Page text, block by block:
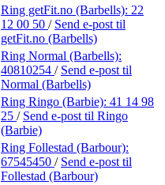
Ring getFit.no (Barbells): 22
12 00 50 / Send e-post til
getFit.no (Barbells)
Ring Normal (Barbells):
40810254 / Send e-post til
Normal (Barbells)
Ring Ringo (Barbie): 41 14 98
25 / Send e-post til Ringo
(Barbie)
Ring Follestad (Barbour):
67545450 / Send e-post til
Follestad (Barbour)